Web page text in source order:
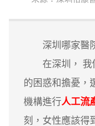
深圳哪家醫
在深圳， 我
的困惑和擔憂，
機構進行人工流
刻，女性應該得